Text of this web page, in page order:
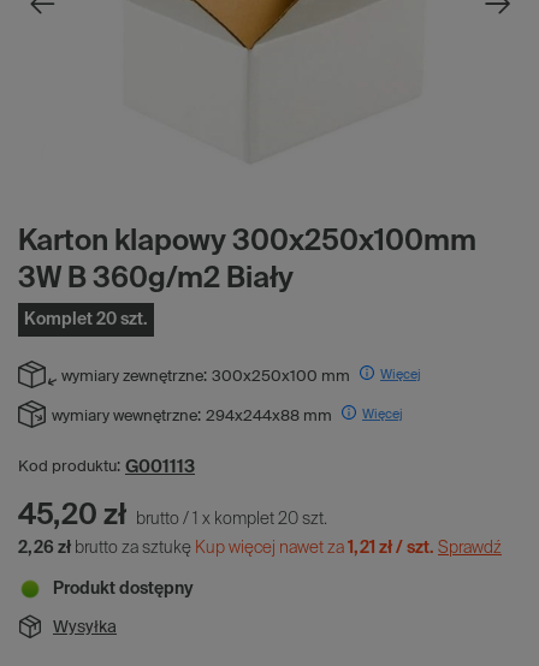
Karton klapowy 300x250x100mm
3W B 360g/m2 Biały
Komplet 20 szt.
wymiary zewnętrzne: 300x250x100 mm Więcej
wymiary wewnętrzne: 294x244x88 mm Więcej
Kod produktu: G001113
45,20 zł brutto / 1 x komplet 20 szt.
2,26 zł brutto za sztukę Kup więcej nawet za 1,21 zł / szt. Sprawdź
Produkt dostępny
Wysyłka